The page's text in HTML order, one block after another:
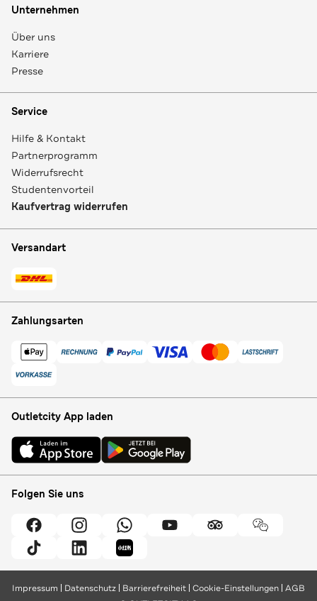
Unternehmen
Über uns
Karriere
Presse
Service
Hilfe & Kontakt
Partnerprogramm
Widerrufsrecht
Studentenvorteil
Kaufvertrag widerrufen
Versandart
Zahlungsarten
Outletcity App laden
Folgen Sie uns
Impressum Datenschutz Barrierefreiheit Cookie-Einstellungen AGB